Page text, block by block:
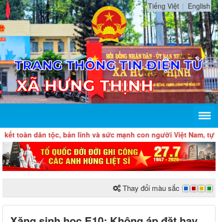
Tiếng Việt English
tộc, bản lĩnh và sức mạnh con người Việt Nam, tự chủ, tự
Thay đổi màu sắc